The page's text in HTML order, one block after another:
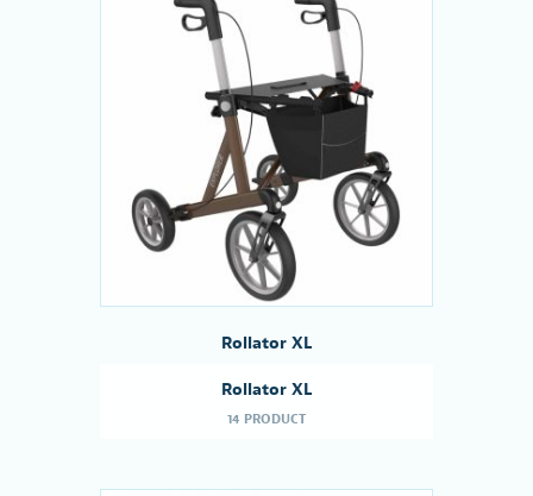
Rollator XL
Rollator XL
14 PRODUCT